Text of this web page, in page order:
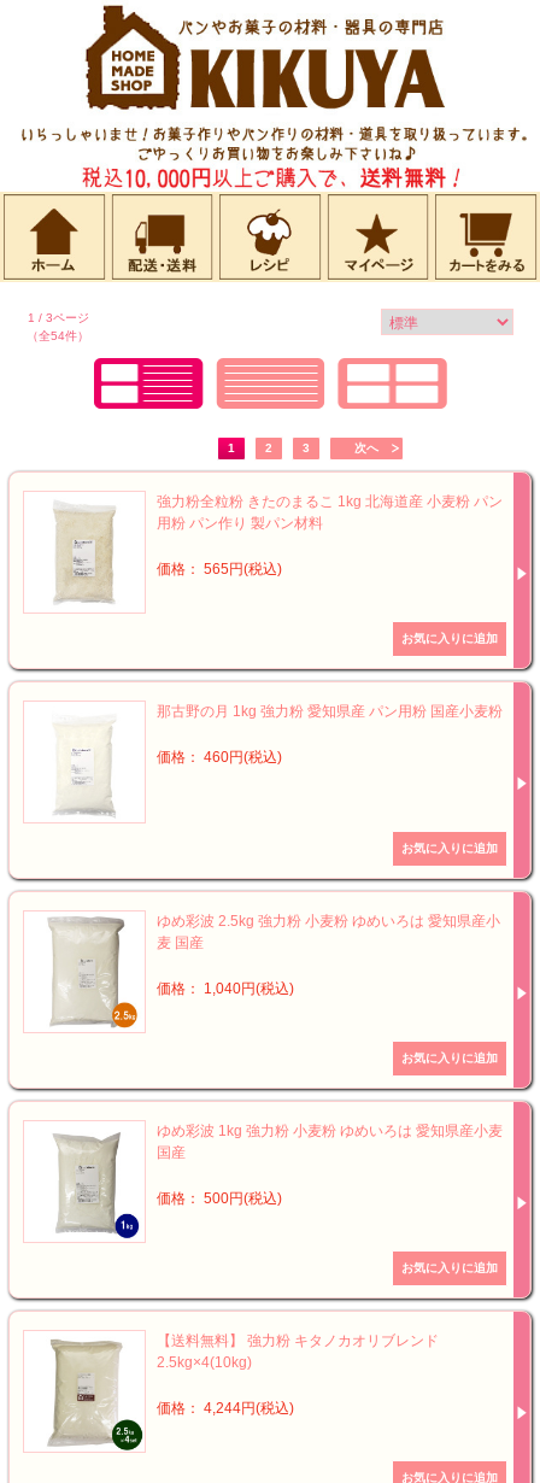
1 / 3ページ
（全54件）
1 2 3 次へ
強力粉全粒粉 きたのまるこ 1kg 北海道産 小麦粉 パン
用粉 パン作り 製パン材料
価格： 565円(税込)
那古野の月 1kg 強力粉 愛知県産 パン用粉 国産小麦粉
価格： 460円(税込)
ゆめ彩波 2.5kg 強力粉 小麦粉 ゆめいろは 愛知県産小
麦 国産
価格： 1,040円(税込)
ゆめ彩波 1kg 強力粉 小麦粉 ゆめいろは 愛知県産小麦
国産
価格： 500円(税込)
【送料無料】 強力粉 キタノカオリブレンド
2.5kg×4(10kg)
価格： 4,244円(税込)